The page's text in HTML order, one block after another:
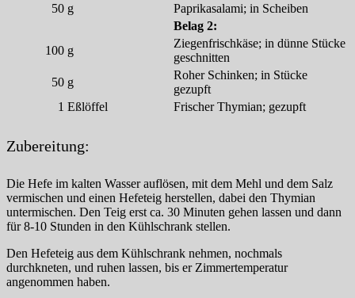
50 g
Paprikasalami; in Scheiben
Belag 2:
100 g
Ziegenfrischkäse; in dünne Stücke
geschnitten
50 g
Roher Schinken; in Stücke
gezupft
1 Eßlöffel Frischer Thymian; gezupft
Zubereitung:
Die Hefe im kalten Wasser auflösen, mit dem Mehl und dem Salz
vermischen und einen Hefeteig herstellen, dabei den Thymian
untermischen. Den Teig erst ca. 30 Minuten gehen lassen und dann
für 8-10 Stunden in den Kühlschrank stellen.
Den Hefeteig aus dem Kühlschrank nehmen, nochmals
durchkneten, und ruhen lassen, bis er Zimmertemperatur
angenommen haben.